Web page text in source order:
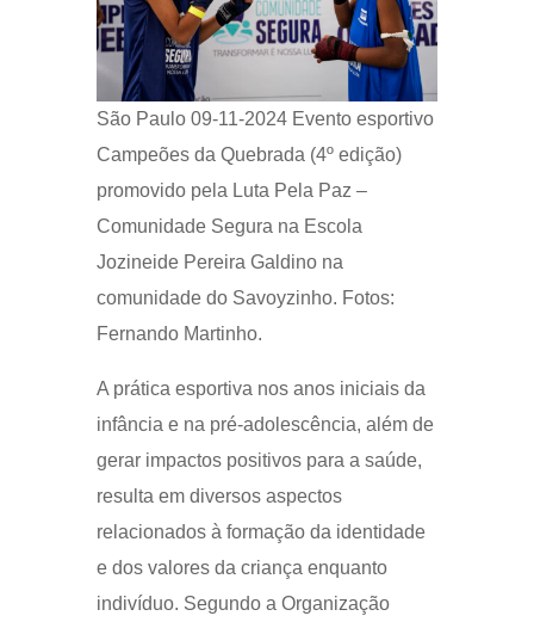
São Paulo 09-11-2024 Evento esportivo
Campeões da Quebrada (4º edição)
promovido pela Luta Pela Paz –
Comunidade Segura na Escola
Jozineide Pereira Galdino na
comunidade do Savoyzinho. Fotos:
Fernando Martinho.
A prática esportiva nos anos iniciais da
infância e na pré-adolescência, além de
gerar impactos positivos para a saúde,
resulta em diversos aspectos
relacionados à formação da identidade
e dos valores da criança enquanto
indivíduo. Segundo a Organização